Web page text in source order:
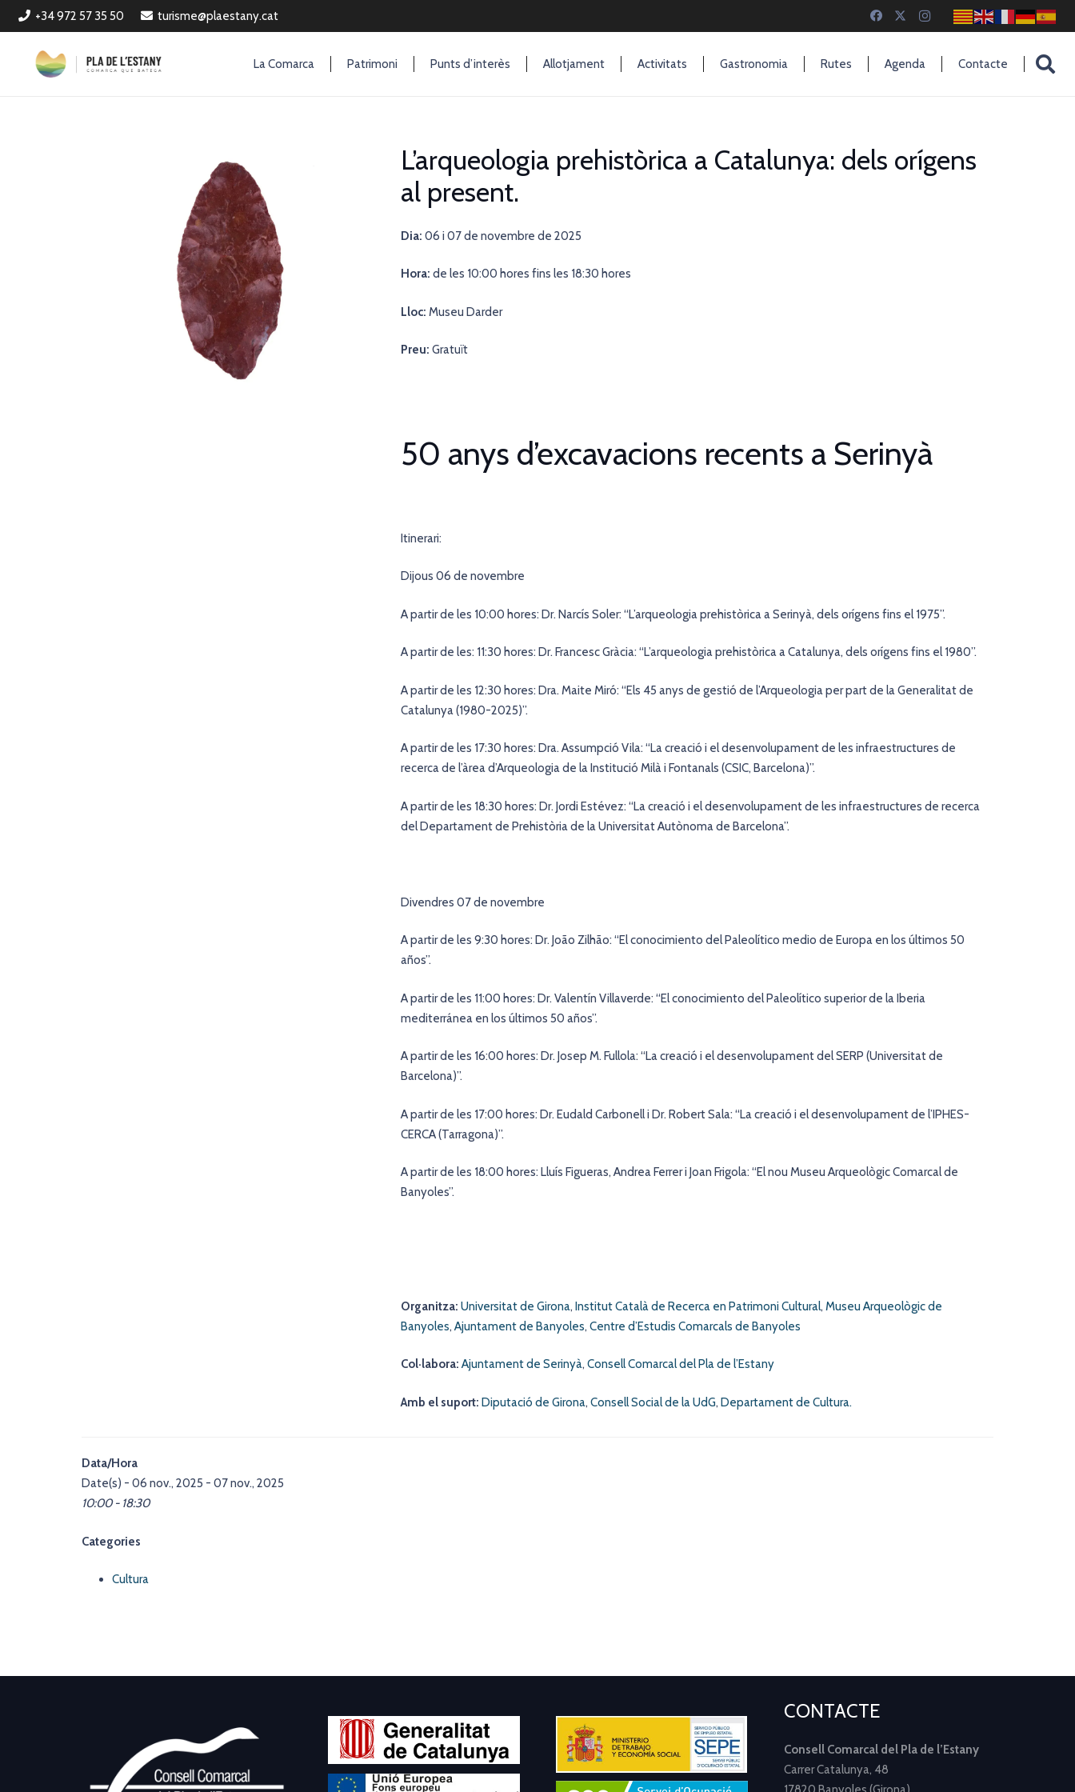
+34 972 57 35 50 turisme@plaestany.cat
La Comarca Patrimoni Punts d’interès Allotjament Activitats Gastronomia Rutes Agenda Contacte
L’arqueologia prehistòrica a Catalunya: dels orígens
al present.
Dia: 06 i 07 de novembre de 2025
Hora: de les 10:00 hores fins les 18:30 hores
Lloc: Museu Darder
Preu: Gratuït
50 anys d’excavacions recents a Serinyà
Itinerari:
Dijous 06 de novembre
A partir de les 10:00 hores: Dr. Narcís Soler: “L’arqueologia prehistòrica a Serinyà, dels orígens fins el 1975”.
A partir de les: 11:30 hores: Dr. Francesc Gràcia: “L’arqueologia prehistòrica a Catalunya, dels orígens fins el 1980”.
A partir de les 12:30 hores: Dra. Maite Miró: “Els 45 anys de gestió de l’Arqueologia per part de la Generalitat de
Catalunya (1980-2025)”.
A partir de les 17:30 hores: Dra. Assumpció Vila: “La creació i el desenvolupament de les infraestructures de
recerca de l’àrea d’Arqueologia de la Institució Milà i Fontanals (CSIC, Barcelona)”.
A partir de les 18:30 hores: Dr. Jordi Estévez: “La creació i el desenvolupament de les infraestructures de recerca
del Departament de Prehistòria de la Universitat Autònoma de Barcelona”.
Divendres 07 de novembre
A partir de les 9:30 hores: Dr. João Zilhão: “El conocimiento del Paleolítico medio de Europa en los últimos 50
años”.
A partir de les 11:00 hores: Dr. Valentín Villaverde: “El conocimiento del Paleolítico superior de la Iberia
mediterránea en los últimos 50 años”.
A partir de les 16:00 hores: Dr. Josep M. Fullola: “La creació i el desenvolupament del SERP (Universitat de
Barcelona)”.
A partir de les 17:00 hores: Dr. Eudald Carbonell i Dr. Robert Sala: “La creació i el desenvolupament de l’IPHES-
CERCA (Tarragona)”.
A partir de les 18:00 hores: Lluís Figueras, Andrea Ferrer i Joan Frigola: “El nou Museu Arqueològic Comarcal de
Banyoles”.
Organitza: Universitat de Girona, Institut Català de Recerca en Patrimoni Cultural, Museu Arqueològic de
Banyoles, Ajuntament de Banyoles, Centre d’Estudis Comarcals de Banyoles
Col·labora: Ajuntament de Serinyà, Consell Comarcal del Pla de l’Estany
Amb el suport: Diputació de Girona, Consell Social de la UdG, Departament de Cultura.
Data/Hora
Date(s) - 06 nov., 2025 - 07 nov., 2025
10:00 - 18:30
Categories
Cultura
CONTACTE
Consell Comarcal del Pla de l’Estany
Carrer Catalunya, 48